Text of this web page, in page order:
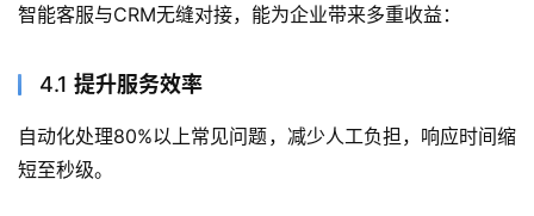
智能客服与CRM无缝对接，能为企业带来多重收益：
4.1 提升服务效率
自动化处理80%以上常见问题，减少人工负担，响应时间缩
短至秒级。